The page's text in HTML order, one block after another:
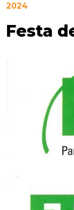
2024
Festa